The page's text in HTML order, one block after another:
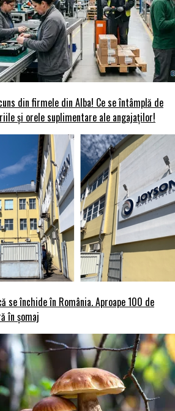
din firmele din Alba! Ce se întâmplă de
și orele suplimentare ale angajaților!
se închide în România. Aproape 100 de
în șomaj